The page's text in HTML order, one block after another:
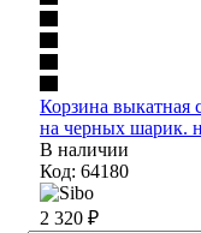
Корзина выкатная
на черных шарик.
В наличии
Код: 64180
2 320 ₽